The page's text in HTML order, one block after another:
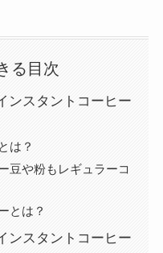
る目次
ンスタントコーヒー
は？
豆や粉もレギュラーコ
とは？
ンスタントコーヒー